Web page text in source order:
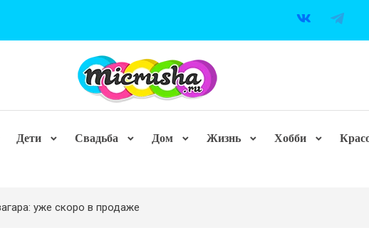
Дети Свадьба Дом Жизнь Хобби
уже скоро в продаже